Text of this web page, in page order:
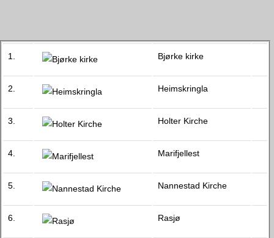
1. Bjørke kirke
2. Heimskringla
3. Holter Kirche
4. Marifjellest
5. Nannestad Kirche
6. Rasjø